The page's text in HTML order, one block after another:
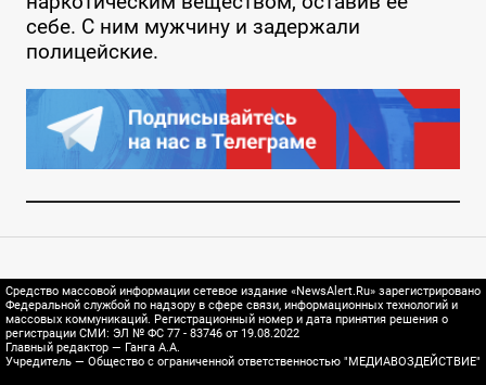
себе. С ним мужчину и задержали
полицейские.
Средство массовой информации сетевое издание «NewsAlert.Ru» зарегистрировано
Федеральной службой по надзору в сфере связи, информационных технологий и
массовых коммуникаций. Регистрационный номер и дата принятия решения о
регистрации СМИ: ЭЛ № ФС 77 - 83746 от 19.08.2022
Главный редактор — Ганга А.А.
Учредитель — Общество с ограниченной ответственностью "МЕДИАВОЗДЕЙСТВИЕ"